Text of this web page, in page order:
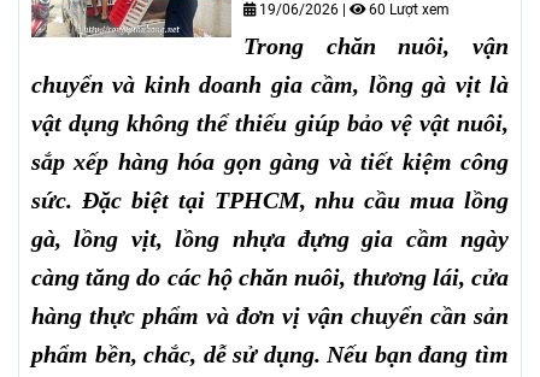
19/06/2026 | 60 Lượt xem
Trong chăn nuôi, vận
chuyển và kinh doanh gia cầm, lồng gà vịt là
vật dụng không thể thiếu giúp bảo vệ vật nuôi,
sắp xếp hàng hóa gọn gàng và tiết kiệm công
sức. Đặc biệt tại TPHCM, nhu cầu mua lồng
gà, lồng vịt, lồng nhựa đựng gia cầm ngày
càng tăng do các hộ chăn nuôi, thương lái, cửa
hàng thực phẩm và đơn vị vận chuyển cần sản
phẩm bền, chắc, dễ sử dụng. Nếu bạn đang tìm